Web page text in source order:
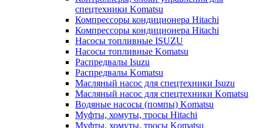
спецтехники Komatsu
Компрессоры кондиционера Hitachi
Компрессоры кондиционера Hitachi
Насосы топливные ISUZU
Насосы топливные Komatsu
Распредвалы Isuzu
Распредвалы Komatsu
Масляный насос для спецтехники Isuzu
Масляный насос для спецтехники Komatsu
Водяные насосы (помпы) Komatsu
Муфты, хомуты, тросы Hitachi
Муфты, хомуты, тросы Komatsu